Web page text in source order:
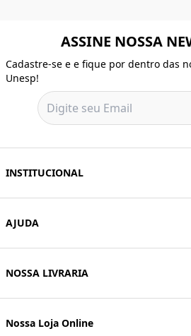
ASSINE NOSSA
Cadastre-se e e fique por dentro das
Unesp!
INSTITUCIONAL
AJUDA
NOSSA LIVRARIA
Nossa Loja Online